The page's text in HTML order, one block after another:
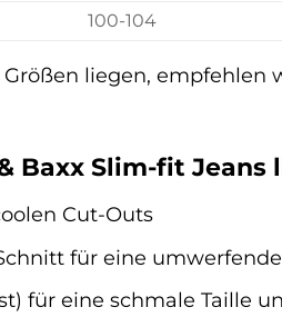
100-104
liegen,
Baxx Slim-fit Jeans
Cut-Outs
für eine
für eine schmale Taille